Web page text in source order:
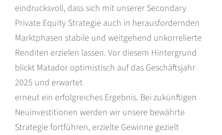
eindrucksvoll, dass sich mit unserer Secondary
Private Equity Strategie auch in herausfordernden
Marktphasen stabile und weitgehend unkorrelierte
Renditen erzielen lassen. Vor diesem Hintergrund
blickt Matador optimistisch auf das Geschäftsjahr
2025 und erwartet
erneut ein erfolgreiches Ergebnis. Bei zukünftigen
Neuinvestitionen werden wir unsere bewährte
Strategie fortführen, erzielte Gewinne gezielt